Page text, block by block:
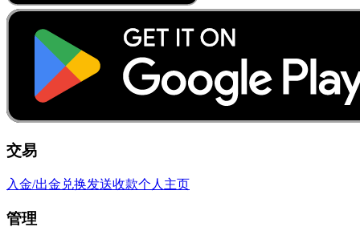
交易
入金/出金 兑换发送收款个人主页
管理